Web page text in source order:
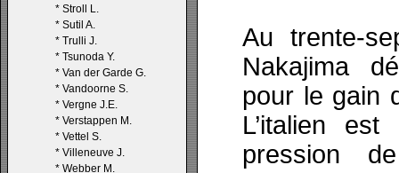
* Stroll L.
* Sutil A.
* Trulli J.
* Tsunoda Y.
* Van der Garde G.
* Vandoorne S.
* Vergne J.E.
* Verstappen M.
* Vettel S.
* Villeneuve J.
* Webber M.
Au trente-
Nakajima
pour le gain
L’italien
pression